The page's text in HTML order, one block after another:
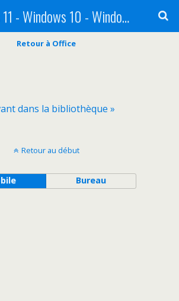
Windows 11 - Windows 10 - Windows 8 - Windows 7 - VISTA
Retour à Office
dans la bibliothèque »
Retour au début
Bureau